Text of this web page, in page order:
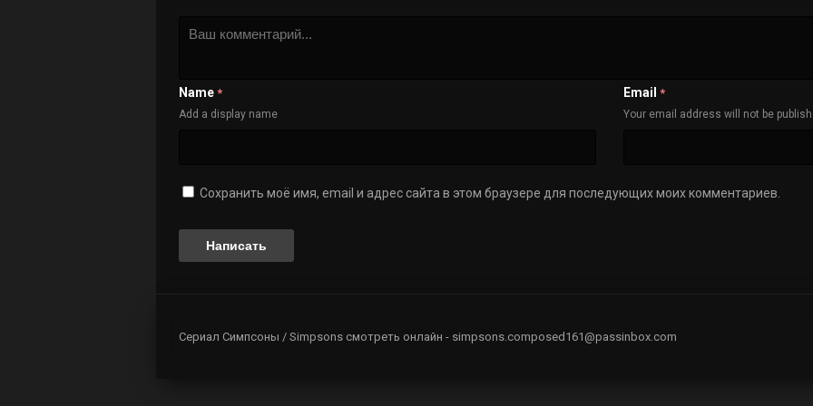
Name *
Add a display name
Email *
Your email address will not be
Сохранить моё имя, email и адрес сайта в этом браузере для последующих моих комментариев.
Сериал Симпсоны / Simpsons смотреть онлайн - simpsons.composed161@passinbox.com